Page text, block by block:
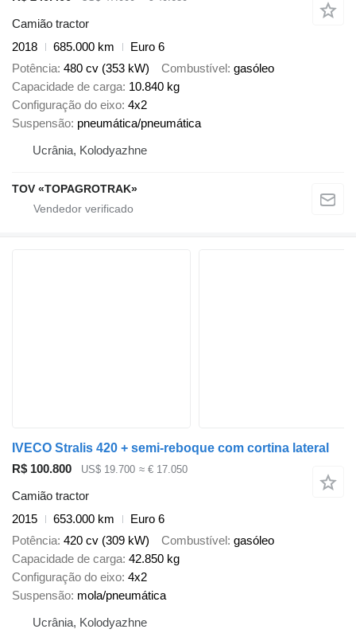
Camião tractor
2018
685.000 km
Euro 6
Potência 480 cv (353 kW) Combustível gasóleo
Capacidade de carga 10.840 kg
Configuração do eixo 4x2
Suspensão pneumática/pneumática
Ucrânia, Kolodyazhne
TOV «TOPAGROTRAK»
IVECO Stralis 420 + semi-reboque com cortina lateral
R$ 100.800
US$ 19.700 ≈ € 17.050
Camião tractor
2015
653.000 km
Euro 6
Potência 420 cv (309 kW) Combustível gasóleo
Capacidade de carga 42.850 kg
Configuração do eixo 4x2
Suspensão mola/pneumática
Ucrânia, Kolodyazhne